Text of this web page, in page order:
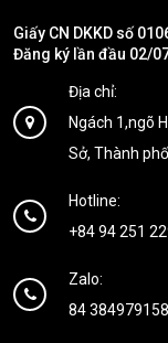
Giấy CN DKKD số
Đăng ký lần đầu 02/
Địa chỉ:
Ngách 1,ngõ
Sở, Thành
Hotline:
+84 94 251
Zalo:
84 384979158